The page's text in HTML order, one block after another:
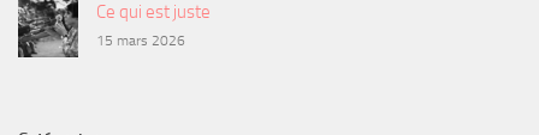
Ce qui est juste
15 mars 2026